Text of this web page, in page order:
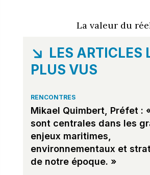
La valeur du
LES ARTICLES
PLUS VUS
RENCONTRES
Mikael Quimbert, Préfet :
sont centrales dans les
enjeux maritimes,
environnementaux et
de notre époque. »